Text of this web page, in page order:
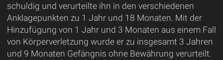
schuldig und verurteilte ihn in den verschiedenen
Anklagepunkten zu 1 Jahr und 18 Monaten. Mit der
Hinzufügung von 1 Jahr und 3 Monaten aus einem Fall
von Körperverletzung wurde er zu insgesamt 3 Jahren
und 9 Monaten Gefängnis ohne Bewährung verurteilt.